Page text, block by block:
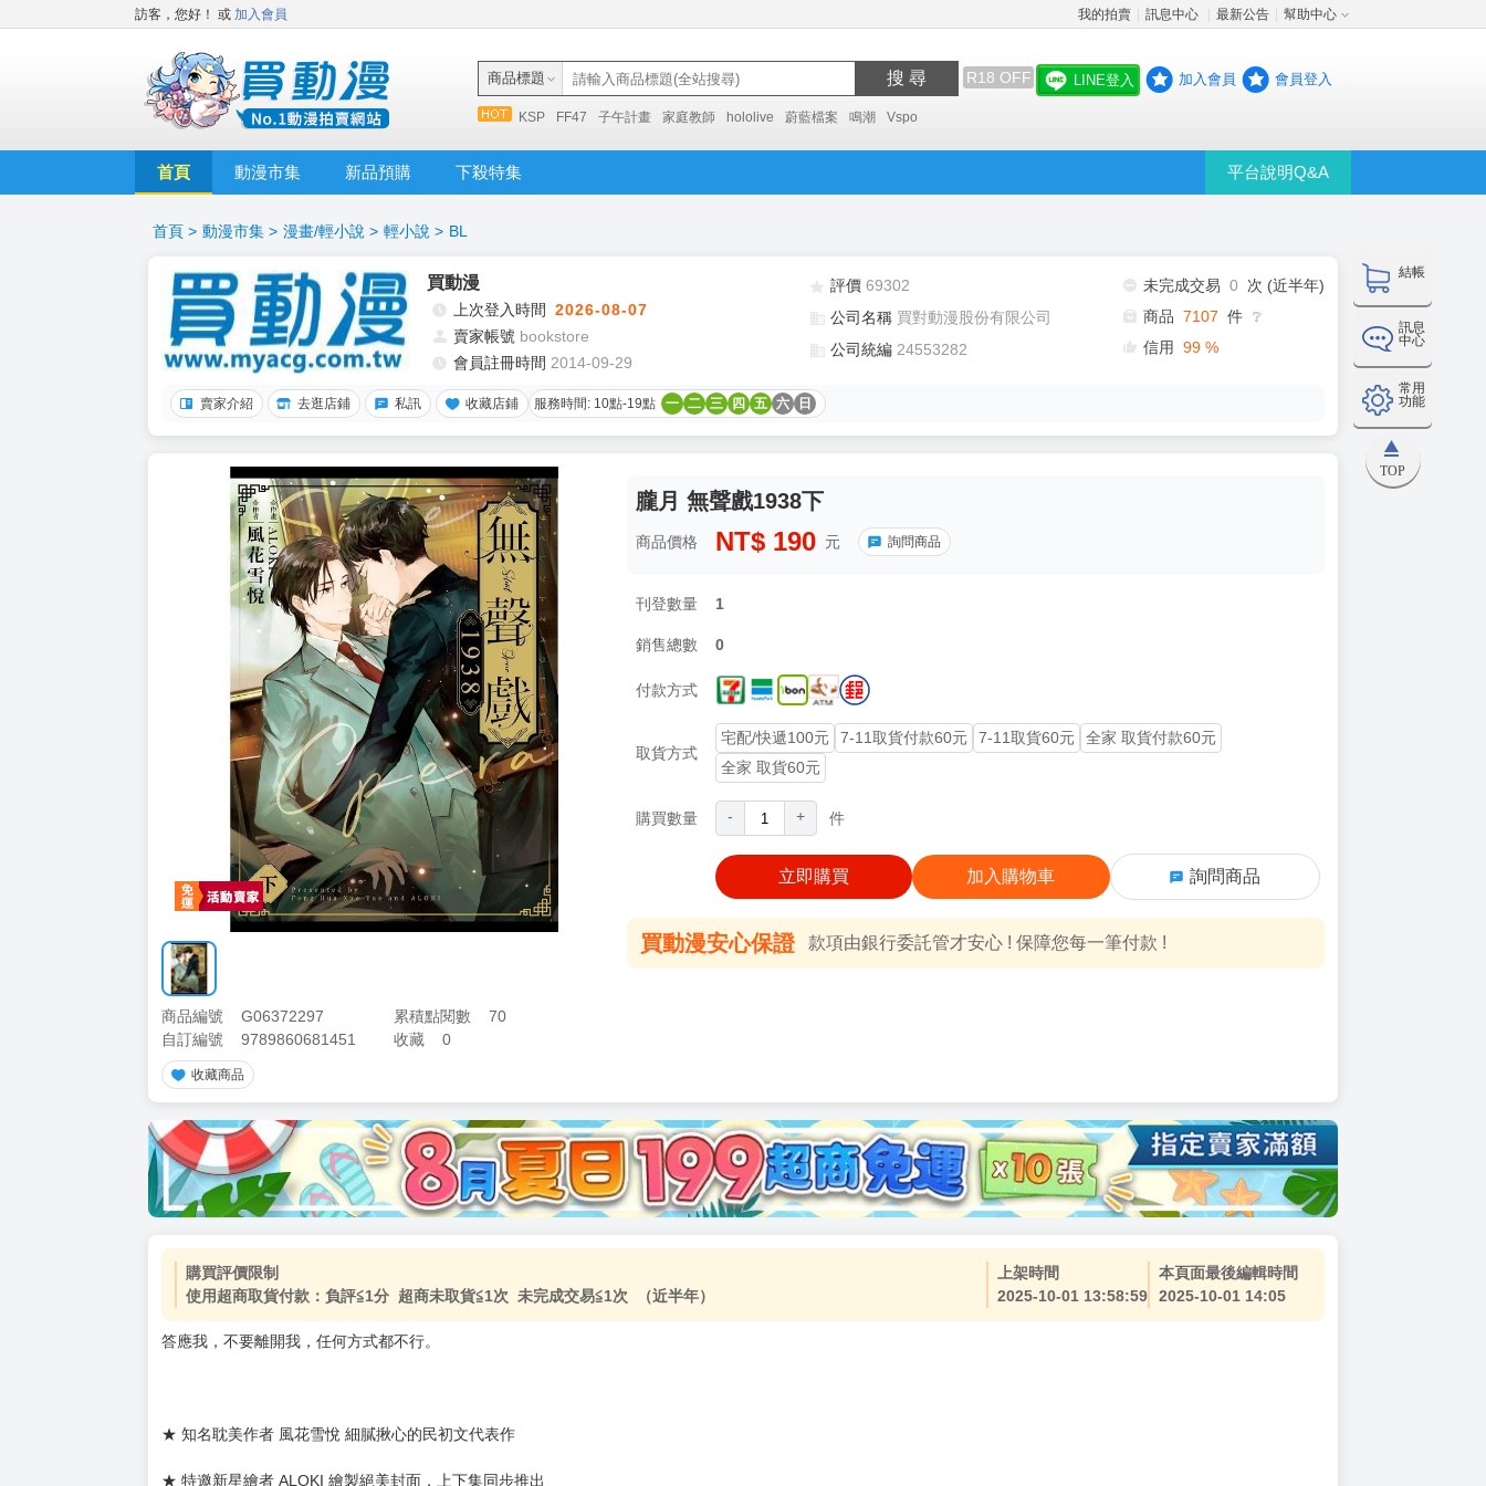
訪客，您好！ 或 加入會員 我的拍賣 訊息中心 最新公告 幫助中心
商品標題 搜 尋 R18 OFF
KSP FF47 子午計畫 家庭教師 hololive 蔚藍檔案 鳴潮 Vspo
LINE登入 加入會員 會員登入
首頁 動漫市集 新品預購 下殺特集 平台說明Q&A
結帳
訊息
中心
常用
功能
TOP
首頁 > 動漫市集 > 漫畫/輕小說 > 輕小說 > BL
買動漫
上次登入時間 2026-08-07
賣家帳號 bookstore
會員註冊時間 2014-09-29
評價 69302
公司名稱 買對動漫股份有限公司
公司統編 24553282
未完成交易 0
次 (近半年)
商品 7107 件 ❔
信用 99 %
賣家介紹 去逛店鋪 私訊 收藏店鋪 服務時間: 10點-19點 一 二 三 四 五 六 日
商品編號 G06372297 累積點閱數
70
自訂編號
9789860681451 收藏 0
收藏商品
朧月 無聲戲1938下
商品價格 NT$ 190 元 詢問商品
刊登數量 1
銷售總數 0
付款方式
取貨方式
宅配/快遞100元 7-11取貨付款60元 7-11取貨60元
全家 取貨付款60元
全家 取貨60元
購買數量 - + 件
立即購買 加入購物車 詢問商品
買動漫安心保證 款項由銀行委託管才安心 ! 保障您每一筆付款 !
加價購 ( 共
(加購品) 買動漫★《$15元-加固紙箱包裝》